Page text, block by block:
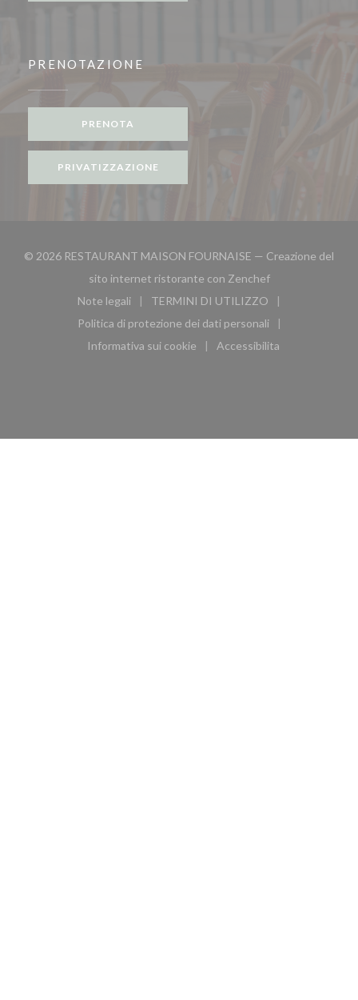
PRENOTAZIONE
PRENOTA
PRIVATIZZAZIONE
© 2026 RESTAURANT MAISON FOURNAISE — Creazione del
sito internet ristorante con Zenchef((apre una nuova
Note legali
((apre una nuova finestra))
TERMINI DI UTILIZZO
((apre una nuova finestra))
Politica di protezione dei dati personali
((apre una nuova finestra))
Informativa sui cookie
((apre una nuova finestra))
Accessibilita